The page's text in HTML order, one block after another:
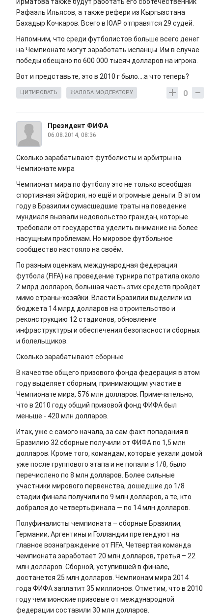
Рафаэль Ильясов, а также рефери из Кыргызстана
Бахадыр Кочкаров. Всего в ЮАР отправятся 29 судей.
Напомним, что среди футболистов больше всего денег
на Чемпионате могут заработать испанцы. Им в случае
победы обещано по 600 000 тысяч долларов на игрока.
Вот и представьте, это в 2010 г было....а что теперь?
0
ЦИТИРОВАТЬ ЖАЛОБА МОДЕРАТОРУ
Президент ФИФА
06.08.2014, 08:36
Сколько зарабатывают футболисты и арбитры на
Чемпионате мира
Чемпионат мира по футболу это не только всеобщая
спортивная эйфория, но ещё и огромные деньги. В этом
году в Бразилии сумасшедшие траты на поведение
мундиаля вызвали недовольство граждан, которые
требовали от государства уделить внимание на более
насущным проблемам. Но мировое футбольное
сообщество настояло на своём.
По разным оценкам, международная федерация
футбола (FIFA) на проведение турнира потратила около
2 млрд долларов, большая часть этих средств пройдёт
мимо страны-хозяйки. Власти Бразилии выделили из
бюджета 14 млрд долларов на строительство и
реконструкцию 12 стадионов, обновление
инфраструктуры и обеспечения безопасности сборных
и болельщиков.
Сколько зарабатывают сборные
В качестве общего призового фонда федерация в этом
году выделяет сборным, принимающим участие в
Чемпионате мира, 576 млн долларов. Примечательно,
что в 2010 году общий призовой фонд ФИФА был
меньше - 420 млн долларов.
Итак, уже с самого начала, за сам факт попадания в
Бразилию 32 сборные получили от ФИФА по 1,5 млн
долларов. Кроме того, командам, которые уехали домой
уже после группового этапа и не попали в 1/8, было
перечислено по 8 млн долларов. Более сильные
участники мирового первенства, дошедшие до 1/8
стадии финала получили по 9 млн долларов, а те, кто
добрался до четвертьфинала — по 14 млн долларов.
Полуфиналисты чемпионата – сборные Бразилии,
Германии, Аргентины и Голландии претендуют на
главное вознаграждение от FIFA. Четвертая команда
чемпионата заработает 20 млн долларов, третья – 22
млн долларов. Сборной, уступившей в финале,
достанется 25 млн долларов. Чемпионам мира 2014
года ФИФА заплатит 35 миллионов. Отметим, что в 2010
году чемпионские призовые от международной
федерации составили 30 млн долларов.